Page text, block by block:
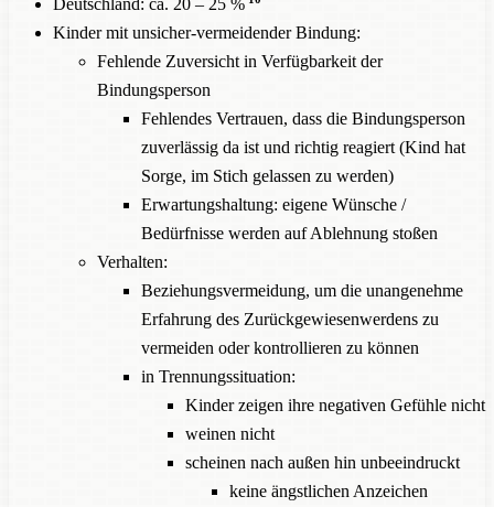
Deutschland: ca. 20 – 25 %
Kinder mit unsicher-vermeidender Bindung:
Fehlende Zuversicht in Verfügbarkeit der
Bindungsperson
Fehlendes Vertrauen, dass die Bindungsperson
zuverlässig da ist und richtig reagiert (Kind hat
Sorge, im Stich gelassen zu werden)
Erwartungshaltung: eigene Wünsche /
Bedürfnisse werden auf Ablehnung stoßen
Verhalten:
Beziehungsvermeidung, um die unangenehme
Erfahrung des Zurückgewiesenwerdens zu
vermeiden oder kontrollieren zu können
in Trennungssituation:
Kinder zeigen ihre negativen Gefühle nicht
weinen nicht
scheinen nach außen hin unbeeindruckt
keine ängstlichen Anzeichen